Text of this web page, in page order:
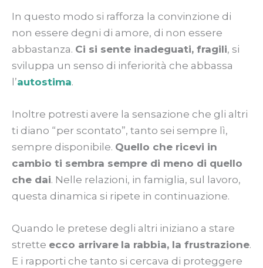
In questo modo si rafforza la convinzione di
non essere degni di amore, di non essere
abbastanza. Ci si sente inadeguati, fragili, si
sviluppa un senso di inferiorità che abbassa
l’autostima.
Inoltre potresti avere la sensazione che gli altri
ti diano “per scontato”, tanto sei sempre lì,
sempre disponibile. Quello che ricevi in
cambio ti sembra sempre di meno di quello
che dai. Nelle relazioni, in famiglia, sul lavoro,
questa dinamica si ripete in continuazione.
Quando le pretese degli altri iniziano a stare
strette ecco arrivare la rabbia, la frustrazione.
E i rapporti che tanto si cercava di proteggere